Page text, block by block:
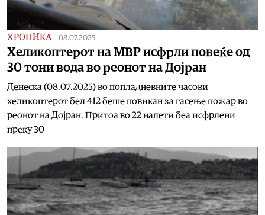
ХРОНИКА 08.07.2025
Хеликоптерот на МВР исфрли повеќе од
30 тони вода во реонот на Дојран
Денеска (08.07.2025) во попладневните часови
хеликоптерот бел 412 беше повикан за гасење пожар во
реонот на Дојран. Притоа во 22 налети беа исфрлени
преку 30